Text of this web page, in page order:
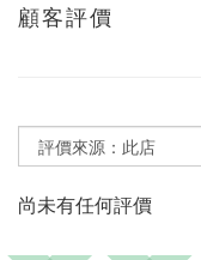
顧客評價
尚未有任何評價